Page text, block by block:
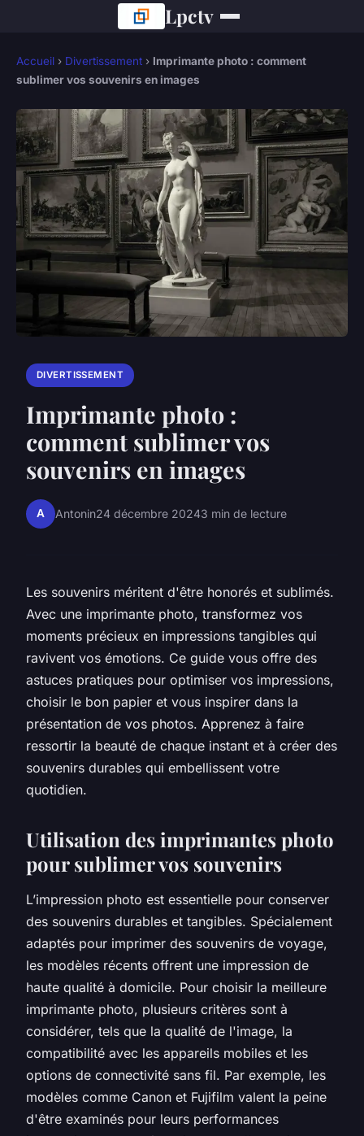
Lpctv
Accueil › Divertissement › Imprimante photo : comment
sublimer vos souvenirs en images
DIVERTISSEMENT
Imprimante photo :
comment sublimer vos
souvenirs en images
A Antonin24 décembre 20243 min de lecture
Les souvenirs méritent d'être honorés et sublimés.
Avec une imprimante photo, transformez vos
moments précieux en impressions tangibles qui
ravivent vos émotions. Ce guide vous offre des
astuces pratiques pour optimiser vos impressions,
choisir le bon papier et vous inspirer dans la
présentation de vos photos. Apprenez à faire
ressortir la beauté de chaque instant et à créer des
souvenirs durables qui embellissent votre
quotidien.
Utilisation des imprimantes photo
pour sublimer vos souvenirs
L’impression photo est essentielle pour conserver
des souvenirs durables et tangibles. Spécialement
adaptés pour imprimer des souvenirs de voyage,
les modèles récents offrent une impression de
haute qualité à domicile. Pour choisir la meilleure
imprimante photo, plusieurs critères sont à
considérer, tels que la qualité de l'image, la
compatibilité avec les appareils mobiles et les
options de connectivité sans fil. Par exemple, les
modèles comme Canon et Fujifilm valent la peine
d'être examinés pour leurs performances